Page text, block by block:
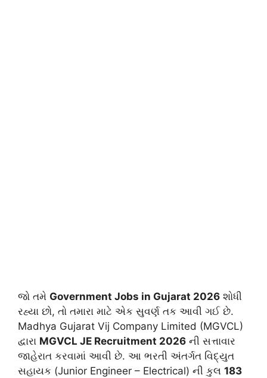
જો તમે Government Jobs in Gujarat 2026 શોધી
રહ્યા છો, તો તમારા માટે એક સુવર્ણ તક આવી ગઈ છે.
Madhya Gujarat Vij Company Limited (MGVCL)
દ્વારા MGVCL JE Recruitment 2026 ની સત્તાવાર
જાહેરાત કરવામાં આવી છે. આ ભરતી અંતર્ગત વિદ્યુત
સહાયક (Junior Engineer – Electrical) ની કુલ 183